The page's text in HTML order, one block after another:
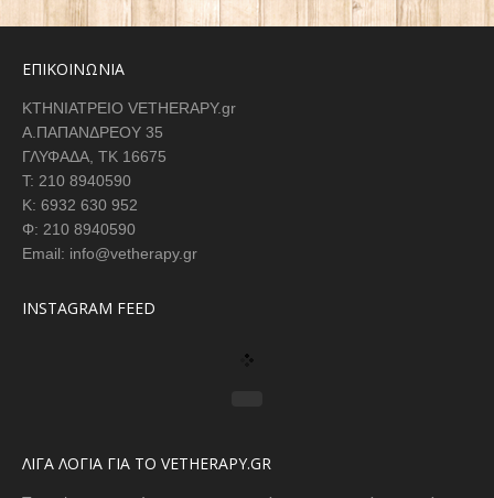
ΕΠΙΚΟΙΝΩΝΙΑ
ΚΤΗΝΙΑΤΡΕΙΟ VETHERAPY.gr
Α.ΠΑΠΑΝΔΡΕΟΥ 35
ΓΛΥΦΑΔΑ, ΤΚ 16675
Τ: 210 8940590
K: 6932 630 952
Φ: 210 8940590
Email: info@vetherapy.gr
INSTAGRAM FEED
ΛΙΓΑ ΛΟΓΙΑ ΓΙΑ ΤΟ VETHERAPY.GR